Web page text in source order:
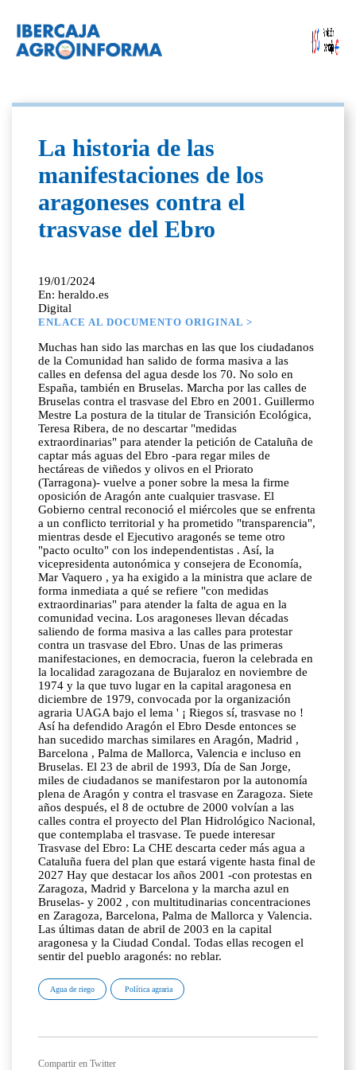
La historia de las
manifestaciones de los
aragoneses contra el
trasvase del Ebro
19/01/2024
En: heraldo.es
Digital
ENLACE AL DOCUMENTO ORIGINAL >
Muchas han sido las marchas en las que los ciudadanos
de la Comunidad han salido de forma masiva a las
calles en defensa del agua desde los 70. No solo en
España, también en Bruselas. Marcha por las calles de
Bruselas contra el trasvase del Ebro en 2001. Guillermo
Mestre La postura de la titular de Transición Ecológica,
Teresa Ribera, de no descartar "medidas
extraordinarias" para atender la petición de Cataluña de
captar más aguas del Ebro -para regar miles de
hectáreas de viñedos y olivos en el Priorato
(Tarragona)- vuelve a poner sobre la mesa la firme
oposición de Aragón ante cualquier trasvase. El
Gobierno central reconoció el miércoles que se enfrenta
a un conflicto territorial y ha prometido "transparencia",
mientras desde el Ejecutivo aragonés se teme otro
"pacto oculto" con los independentistas . Así, la
vicepresidenta autonómica y consejera de Economía,
Mar Vaquero , ya ha exigido a la ministra que aclare de
forma inmediata a qué se refiere "con medidas
extraordinarias" para atender la falta de agua en la
comunidad vecina. Los aragoneses llevan décadas
saliendo de forma masiva a las calles para protestar
contra un trasvase del Ebro. Unas de las primeras
manifestaciones, en democracia, fueron la celebrada en
la localidad zaragozana de Bujaraloz en noviembre de
1974 y la que tuvo lugar en la capital aragonesa en
diciembre de 1979, convocada por la organización
agraria UAGA bajo el lema ' ¡ Riegos sí, trasvase no !
Así ha defendido Aragón el Ebro Desde entonces se
han sucedido marchas similares en Aragón, Madrid ,
Barcelona , Palma de Mallorca, Valencia e incluso en
Bruselas. El 23 de abril de 1993, Día de San Jorge,
miles de ciudadanos se manifestaron por la autonomía
plena de Aragón y contra el trasvase en Zaragoza. Siete
años después, el 8 de octubre de 2000 volvían a las
calles contra el proyecto del Plan Hidrológico Nacional,
que contemplaba el trasvase. Te puede interesar
Trasvase del Ebro: La CHE descarta ceder más agua a
Cataluña fuera del plan que estará vigente hasta final de
2027 Hay que destacar los años 2001 -con protestas en
Zaragoza, Madrid y Barcelona y la marcha azul en
Bruselas- y 2002 , con multitudinarias concentraciones
en Zaragoza, Barcelona, Palma de Mallorca y Valencia.
Las últimas datan de abril de 2003 en la capital
aragonesa y la Ciudad Condal. Todas ellas recogen el
sentir del pueblo aragonés: no reblar.
Agua de riego Política agraria
Compartir en Twitter